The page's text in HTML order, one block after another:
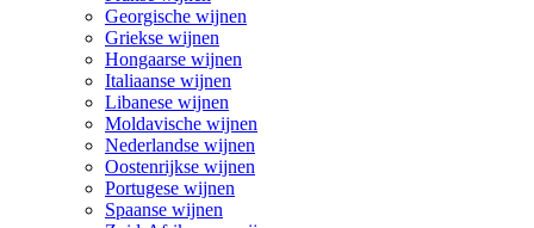
Georgische wijnen
Griekse wijnen
Hongaarse wijnen
Italiaanse wijnen
Libanese wijnen
Moldavische wijnen
Nederlandse wijnen
Oostenrijkse wijnen
Portugese wijnen
Spaanse wijnen